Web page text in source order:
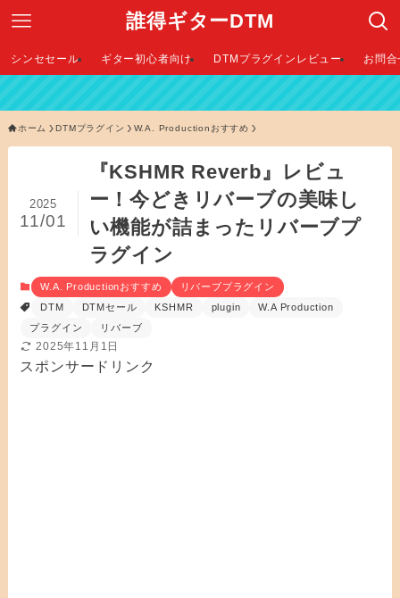
誰得ギターDTM
シンセセール ギター初心者向け DTMプラグインレビュー お問
ホーム DTMプラグイン W.A. Productionおすすめ
『KSHMR Reverb』レビュ
ー！今どきリバーブの美味し
い機能が詰まったリバーブプ
ラグイン
2025
11/01
W.A. Productionおすすめ
リバーブプラグイン
DTM
DTMセール KSHMR plugin
W.A Production
プラグイン
リバーブ
2025年11月1日
スポンサードリンク